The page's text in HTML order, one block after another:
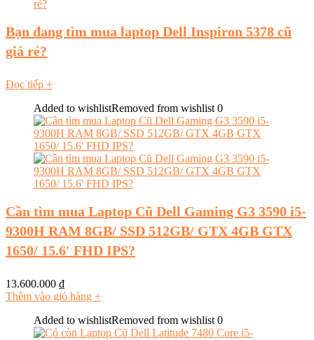
Bạn đang tìm mua laptop Dell Inspiron 5378 cũ
giá rẻ?
Đọc tiếp +
Added to wishlistRemoved from wishlist 0
Cần tìm mua Laptop Cũ Dell Gaming G3 3590 i5-
9300H RAM 8GB/ SSD 512GB/ GTX 4GB GTX
1650/ 15.6′ FHD IPS?
13.600.000 ₫
Thêm vào giỏ hàng +
Added to wishlistRemoved from wishlist 0